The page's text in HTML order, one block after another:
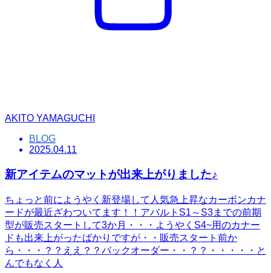
AKITO YAMAGUCHI
BLOG
2025.04.11
新アイテムのマットが出来上がりました♪
ちょっと前にようやく新登場して人気急上昇なカーボンカナ
ードが最近ざわついてます！！アバルトS1～S3までの前期
型が販売スタートして3か月・・・ようやくS4~用のカナー
ドも出来上がったばかりですが・・販売スタート前か
ら・・・？？ええ？？バックオーダー・・？？・・・・・と
んでもなく人